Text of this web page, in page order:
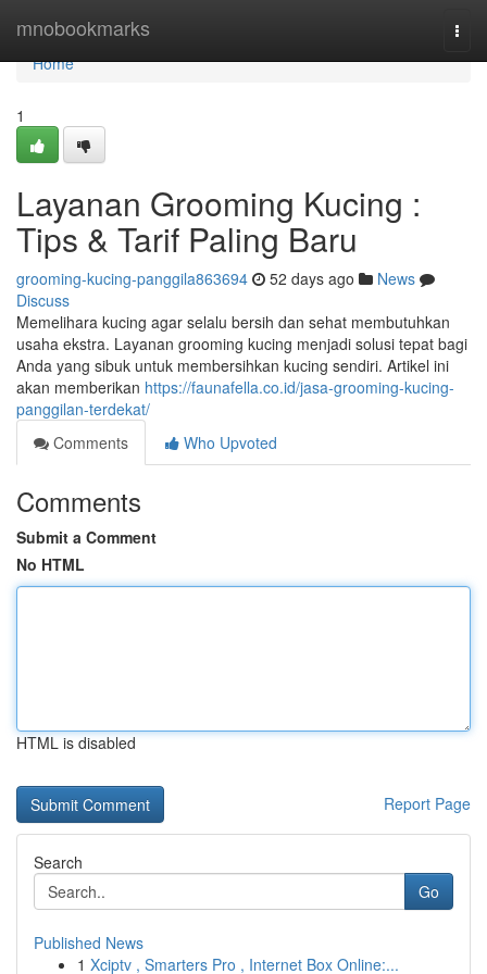
mnobookmarks
Home
Home
1
Layanan Grooming Kucing :
Tips & Tarif Paling Baru
grooming-kucing-panggila863694 52 days ago
News
Discuss
Memelihara kucing agar selalu bersih dan sehat membutuhkan
usaha ekstra. Layanan grooming kucing menjadi solusi tepat bagi
Anda yang sibuk untuk membersihkan kucing sendiri. Artikel ini
akan memberikan https://faunafella.co.id/jasa-grooming-kucing-
panggilan-terdekat/
Comments
Who Upvoted
Comments
Submit a Comment
No HTML
HTML is disabled
Report Page
Search
Go
Published News
1 Xciptv , Smarters Pro , Internet Box Online:...